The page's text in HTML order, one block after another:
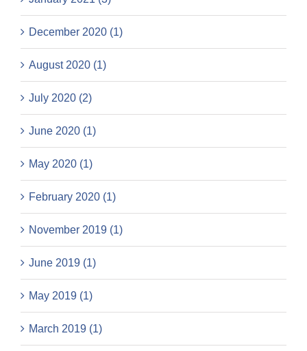
December 2020 (1)
August 2020 (1)
July 2020 (2)
June 2020 (1)
May 2020 (1)
February 2020 (1)
November 2019 (1)
June 2019 (1)
May 2019 (1)
March 2019 (1)